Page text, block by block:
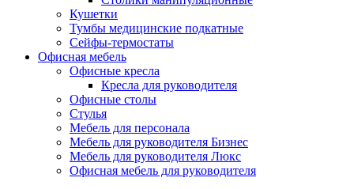
Кушетки
Тумбы медицинские подкатные
Сейфы-термостаты
Офисная мебель
Офисные кресла
Кресла для руководителя
Офисные столы
Стулья
Мебель для персонала
Мебель для руководителя Бизнес
Мебель для руководителя Люкс
Офисная мебель для руководителя